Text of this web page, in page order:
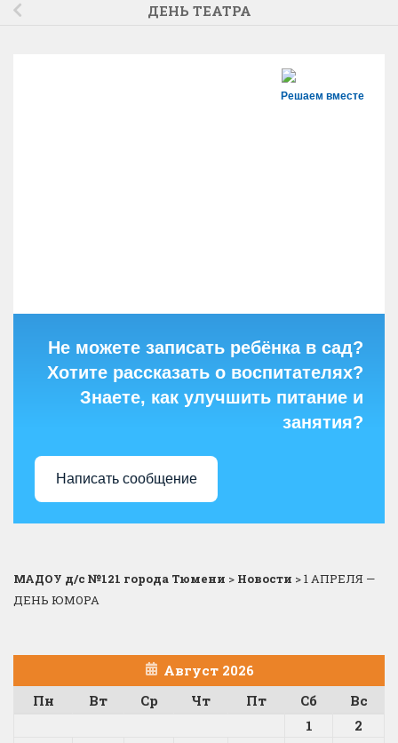
ДЕНЬ ТЕАТРА
Решаем вместе
Не можете записать ребёнка в сад?
Хотите рассказать о воспитателях?
Знаете, как улучшить питание и
занятия?
Написать сообщение
МАДОУ д/с №121 города Тюмени > Новости >1 АПРЕЛЯ —
ДЕНЬ ЮМОРА
Август 2026
Пн
Вт Ср Чт Пт Сб
Вс
1
2